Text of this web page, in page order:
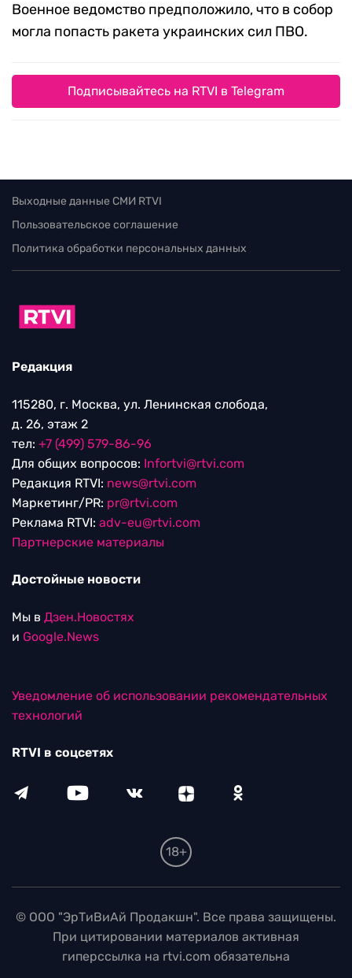
Военное ведомство предположило, что в собор
могла попасть ракета украинских сил ПВО.
Подписывайтесь на RTVI в Telegram
Выходные данные СМИ RTVI
Пользовательское соглашение
Политика обработки персональных данных
Редакция
115280, г. Москва, ул. Ленинская слобода,
д. 26, этаж 2
тел: +7 (499) 579-86-96
Для общих вопросов: Infortvi@rtvi.com
Редакция RTVI: news@rtvi.com
Маркетинг/PR: pr@rtvi.com
Реклама RTVI: adv-eu@rtvi.com
Партнерские материалы
Достойные новости
Мы в Дзен.Новостях
и Google.News
Уведомление об использовании рекомендательных
технологий
RTVI в соцсетях
18+
© ООО "ЭрТиВиАй Продакшн". Все права защищены.
При цитировании материалов активная
гиперссылка на rtvi.com обязательна